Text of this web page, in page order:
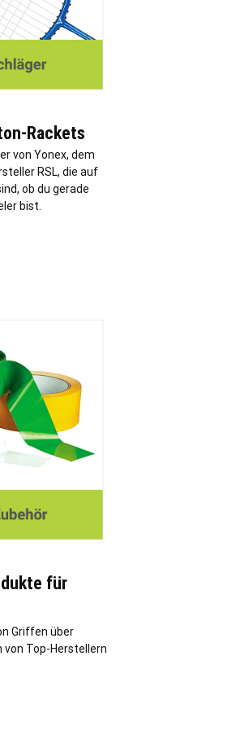
Rackets
von Yonex, dem
RSL, die auf
ob du gerade
bist.
für
Griffen über
Top-Herstellern